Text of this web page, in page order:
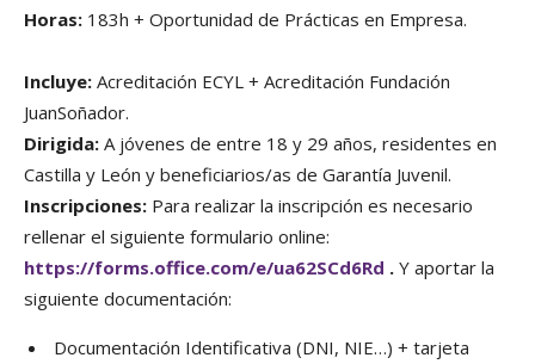
Horas: 183h + Oportunidad de Prácticas en Empresa.
Incluye: Acreditación ECYL + Acreditación Fundación
JuanSoñador.
Dirigida: A jóvenes de entre 18 y 29 años, residentes en
Castilla y León y beneficiarios/as de Garantía Juvenil.
Inscripciones: Para realizar la inscripción es necesario
rellenar el siguiente formulario online:
https://forms.office.com/e/ua62SCd6Rd . Y aportar la
siguiente documentación:
Documentación Identificativa (DNI, NIE…) + tarjeta